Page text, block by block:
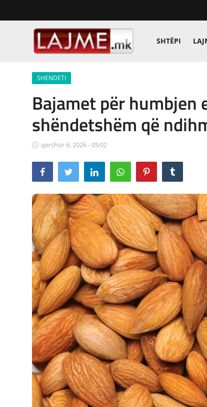
SHTËPI
LAJME MAQEDONI
SHQIPERI
KOSOVA
LAJME NGA BOTA
SHOWBIZ
SHENDETI
Shqip
SHENDETI
Bajamet për humbjen
shëndetshëm që
qershor 6, 2026 - 05:02